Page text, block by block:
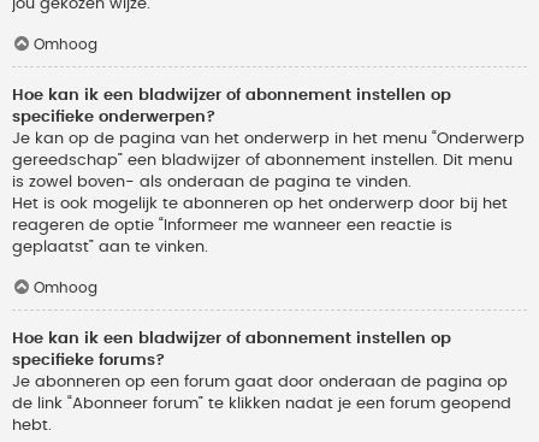
jou gekozen wijze.
Omhoog
Hoe kan ik een bladwijzer of abonnement instellen op
specifieke onderwerpen?
Je kan op de pagina van het onderwerp in het menu “Onderwerp
gereedschap” een bladwijzer of abonnement instellen. Dit menu
is zowel boven- als onderaan de pagina te vinden.
Het is ook mogelijk te abonneren op het onderwerp door bij het
reageren de optie “Informeer me wanneer een reactie is
geplaatst” aan te vinken.
Omhoog
Hoe kan ik een bladwijzer of abonnement instellen op
specifieke forums?
Je abonneren op een forum gaat door onderaan de pagina op
de link “Abonneer forum” te klikken nadat je een forum geopend
hebt.